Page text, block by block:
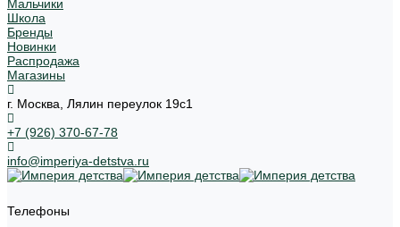
Мальчики
Школа
Бренды
Новинки
Распродажа
Магазины
г. Москва, Лялин переулок 19с1
+7 (926) 370-67-78
info@imperiya-detstva.ru
Телефоны